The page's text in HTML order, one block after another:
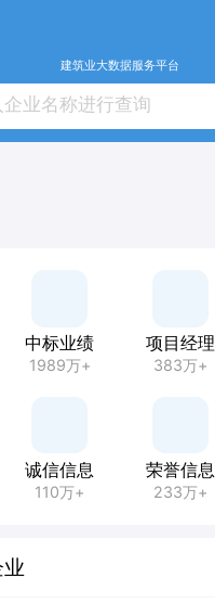
建筑业大数据服务平台
中标业绩
1989万+
项目经理
383万+
诚信信息
110万+
荣誉信息
233万+